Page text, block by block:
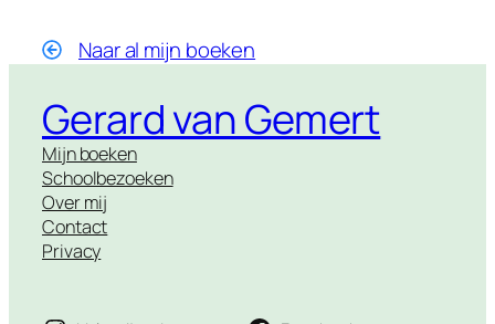
Naar al mijn boeken
Gerard van Gemert
Mijn boeken
Schoolbezoeken
Over mij
Contact
Privacy